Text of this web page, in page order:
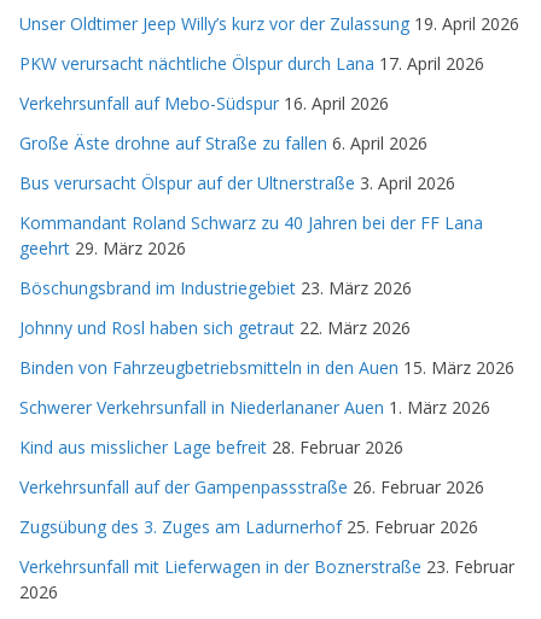
Unser Oldtimer Jeep Willy’s kurz vor der Zulassung 19. April 2026
PKW verursacht nächtliche Ölspur durch Lana 17. April 2026
Verkehrsunfall auf Mebo-Südspur 16. April 2026
Große Äste drohne auf Straße zu fallen 6. April 2026
Bus verursacht Ölspur auf der Ultnerstraße 3. April 2026
Kommandant Roland Schwarz zu 40 Jahren bei der FF Lana
geehrt 29. März 2026
Böschungsbrand im Industriegebiet 23. März 2026
Johnny und Rosl haben sich getraut 22. März 2026
Binden von Fahrzeugbetriebsmitteln in den Auen 15. März 2026
Schwerer Verkehrsunfall in Niederlananer Auen 1. März 2026
Kind aus misslicher Lage befreit 28. Februar 2026
Verkehrsunfall auf der Gampenpassstraße 26. Februar 2026
Zugsübung des 3. Zuges am Ladurnerhof 25. Februar 2026
Verkehrsunfall mit Lieferwagen in der Boznerstraße 23. Februar
2026